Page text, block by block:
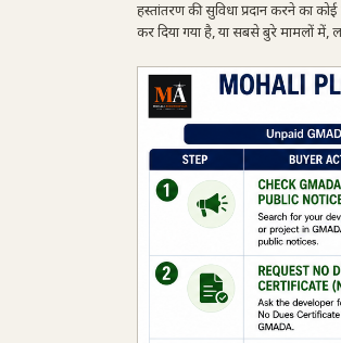
हस्तांतरण की सुविधा प्रदान करने का
कर दिया गया है, या सबसे बुरे मामलों में,